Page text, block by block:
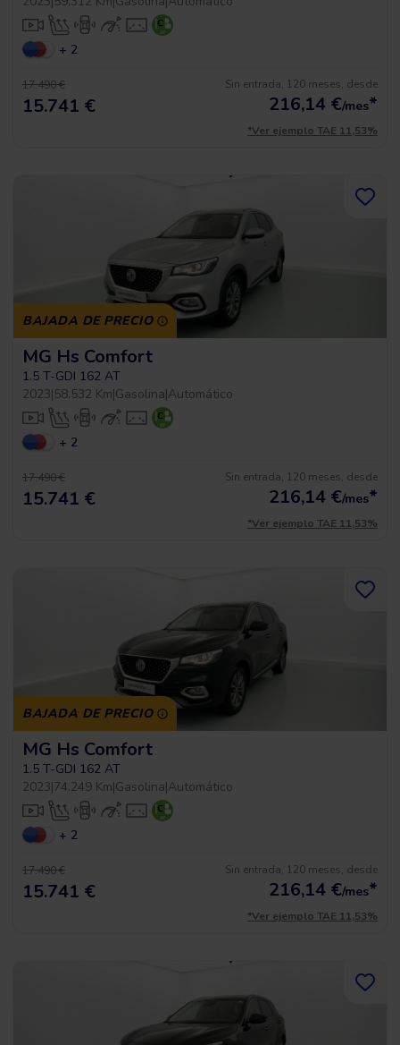
+ 2
17.490 €
15.741 €
Sin entrada, 120 meses, desde
216,14 €/mes*
*Ver ejemplo TAE 11,53%
BAJADA DE PRECIO
MG Hs Comfort
1.5 T-GDI 162 AT
2023|58.532 Km|Gasolina|Automático
+ 2
17.490 €
15.741 €
Sin entrada, 120 meses, desde
216,14 €/mes*
*Ver ejemplo TAE 11,53%
BAJADA DE PRECIO
MG Hs Comfort
1.5 T-GDI 162 AT
2023|74.249 Km|Gasolina|Automático
+ 2
17.490 €
15.741 €
Sin entrada, 120 meses, desde
216,14 €/mes*
*Ver ejemplo TAE 11,53%